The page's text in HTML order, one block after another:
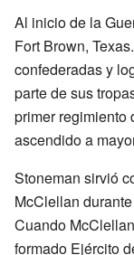
Al inicio de la
Fort Brown,
confederadas y
parte de sus
primer regimiento
ascendido a
Stoneman sirvió
McClellan
Cuando
formado Ejército